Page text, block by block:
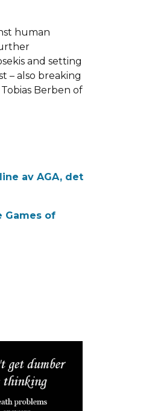
human
and setting
– also breaking
Berben of
av AGA, det
Games of